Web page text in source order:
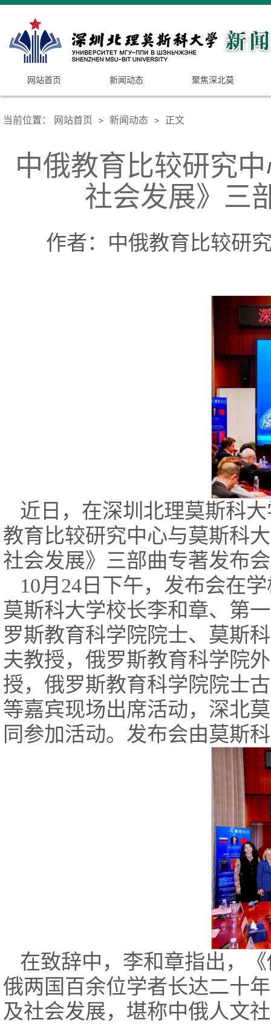
网站首页 新闻动态 聚焦深北莫
当前位置： 网站首页 > 新闻动态 > 正文
中俄教育比较研究
社会发展》三
作者：中俄教育比较研
近日，在深圳北理莫斯科
教育比较研究中心与莫斯科
社会发展》三部曲专著发布
10月24日下午，发布会在
莫斯科大学校长李和章、第
罗斯教育科学院院士、莫斯
夫教授，俄罗斯教育科学院
授，俄罗斯教育科学院院士
等嘉宾现场出席活动，深北
同参加活动。发布会由莫斯
在致辞中，李和章指出，
俄两国百余位学者长达二十
及社会发展，堪称中俄人文